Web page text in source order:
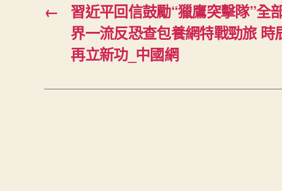
←
習近平回信鼓勵“獵鷹突擊隊”全
界一流反恐查包養網特戰勁旅 時
再立新功_中國網